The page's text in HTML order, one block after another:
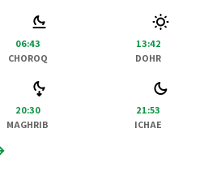
06:43
CHOROQ
13:42
DOHR
20:30
MAGHRIB
21:53
ICHAE